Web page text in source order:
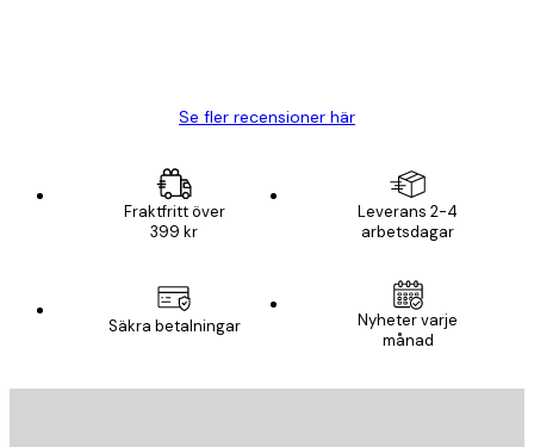
Se fler recensioner här
Fraktfritt över
399 kr
Leverans 2-4
arbetsdagar
Säkra betalningar
Nyheter varje
månad